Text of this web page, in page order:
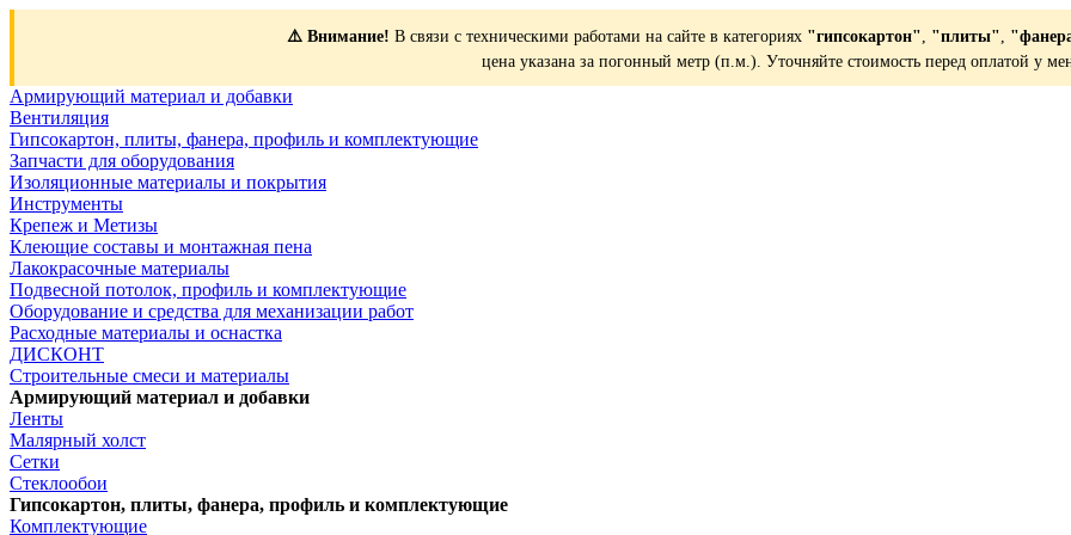
⚠️ Внимание! В связи с техническими работами на сайте в категориях "гипсокартон", "плиты",
цена указана за погонный метр (п.м.). Уточняйте стоимость перед оплатой у
Армирующий материал и добавки
Вентиляция
Гипсокартон, плиты, фанера, профиль и комплектующие
Запчасти для оборудования
Изоляционные материалы и покрытия
Инструменты
Крепеж и Метизы
Клеющие составы и монтажная пена
Лакокрасочные материалы
Подвесной потолок, профиль и комплектующие
Оборудование и средства для механизации работ
Расходные материалы и оснастка
ДИСКОНТ
Строительные смеси и материалы
Армирующий материал и добавки
Ленты
Малярный холст
Сетки
Стеклообои
Гипсокартон, плиты, фанера, профиль и комплектующие
Комплектующие